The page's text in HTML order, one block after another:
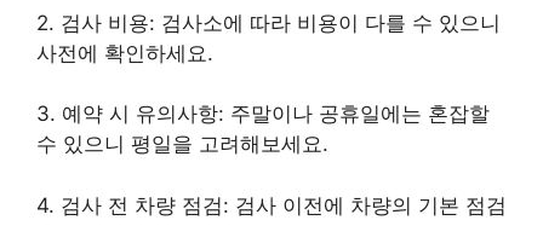
2. 검사 비용: 검사소에 따라 비용이 다를 수 있으니
사전에 확인하세요.
3. 예약 시 유의사항: 주말이나 공휴일에는 혼잡할
수 있으니 평일을 고려해보세요.
4. 검사 전 차량 점검: 검사 이전에 차량의 기본 점검